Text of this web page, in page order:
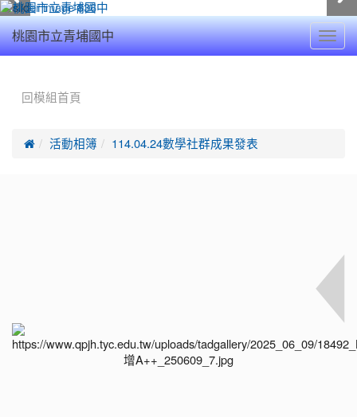
桃園市立青埔國中
回模組首頁
 活動相簿 114.04.24數學社群成果發表